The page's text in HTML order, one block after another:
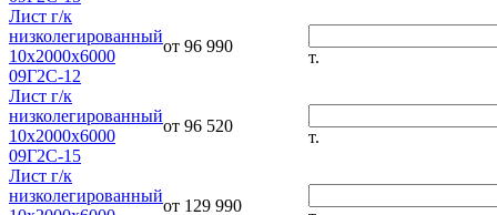
Лист г/к
низколегированный
10х2000х6000
09Г2С-12
от 96 990
т.
Лист г/к
низколегированный
10х2000х6000
09Г2С-15
от 96 520
т.
Лист г/к
низколегированный
от 129 990